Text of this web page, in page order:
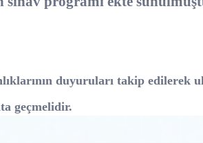
duyuruları takip edilerek
geçmelidir.